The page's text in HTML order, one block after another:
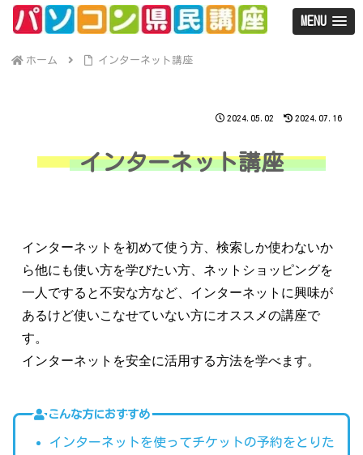
MENU
ホーム インターネット講座
2024.05.02 2024.07.16
インターネット講座
インターネットを初めて使う方、検索しか使わないか
ら他にも使い方を学びたい方、ネットショッピングを
一人ですると不安な方など、インターネットに興味が
あるけど使いこなせていない方にオススメの講座で
す。
インターネットを安全に活用する方法を学べます。
こんな方におすすめ
インターネットを使ってチケットの予約をとりた